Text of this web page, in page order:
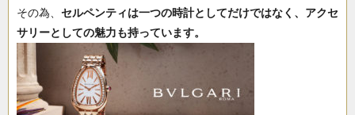
その為、 セルペンティは一つの時計としてだけではなく、アクセ
サリーとしての魅力も持っています。